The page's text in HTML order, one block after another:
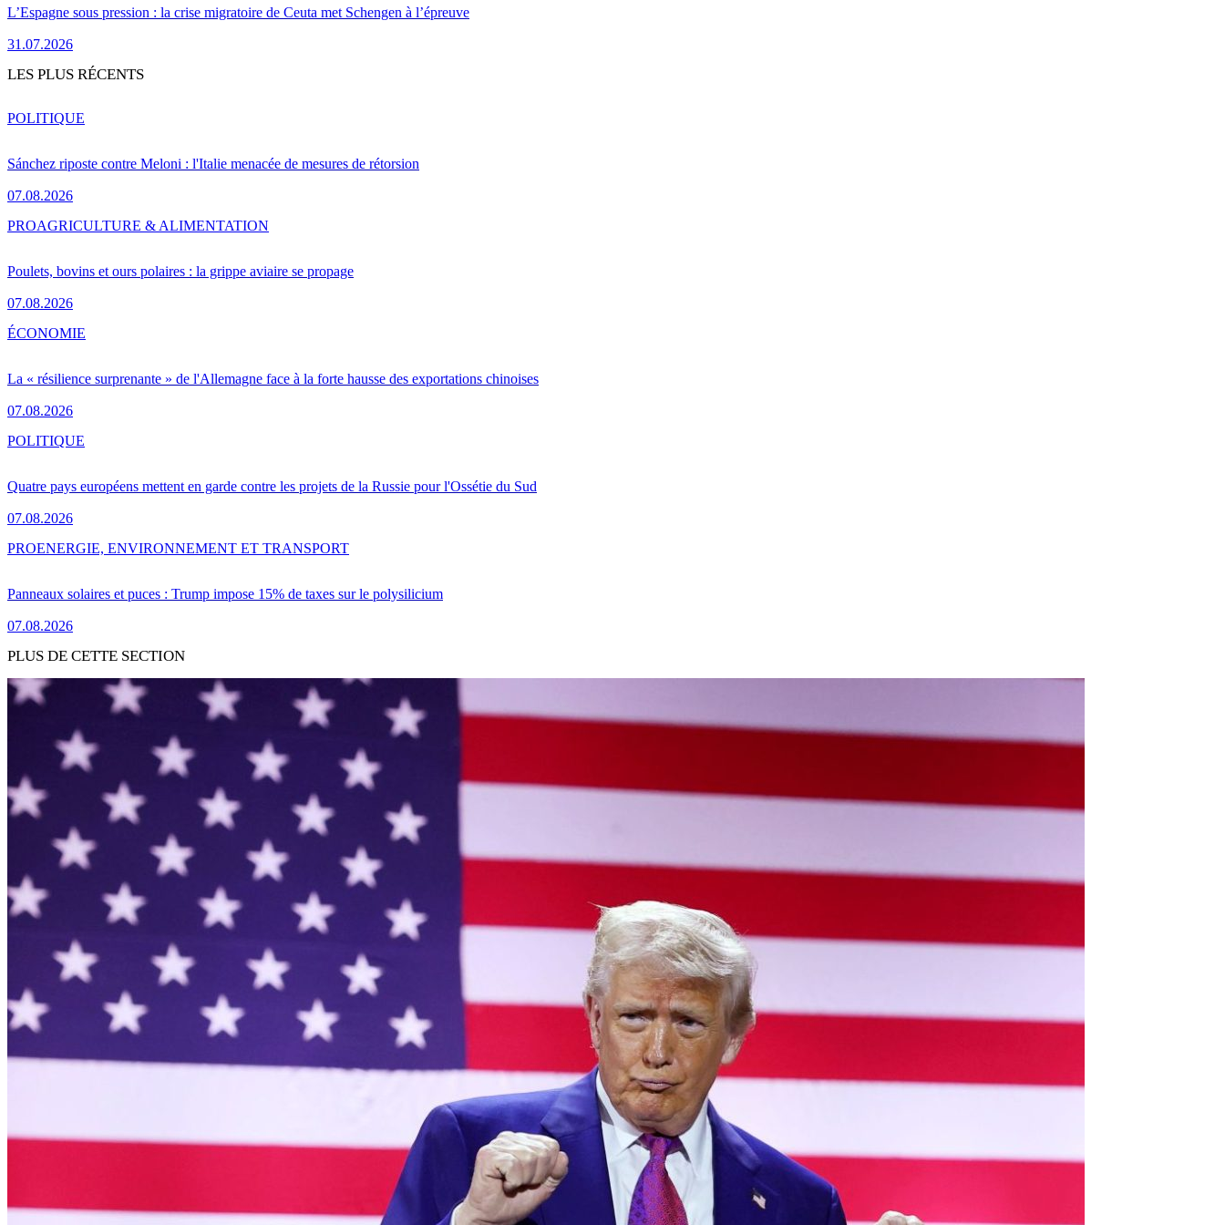
L’Espagne sous pression : la crise migratoire de Ceuta met Schengen à l’épreuve
31.07.2026
LES PLUS RÉCENTS
Sánchez riposte contre Meloni : l'Italie menacée de mesures de rétorsion
07.08.2026
POLITIQUE
Poulets, bovins et ours polaires : la grippe aviaire se propage
07.08.2026
PROAGRICULTURE & ALIMENTATION
La « résilience surprenante » de l'Allemagne face à la forte hausse des exportations chinoises
07.08.2026
ÉCONOMIE
Quatre pays européens mettent en garde contre les projets de la Russie pour l'Ossétie du Sud
07.08.2026
POLITIQUE
Panneaux solaires et puces : Trump impose 15% de taxes sur le polysilicium
07.08.2026
PROENERGIE, ENVIRONNEMENT ET TRANSPORT
PLUS DE CETTE SECTION